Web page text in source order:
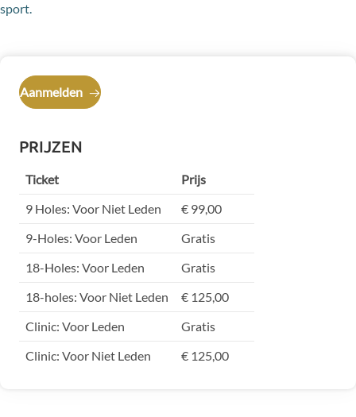
sport.
Aanmelden
PRIJZEN
Ticket
Prijs
9 Holes: Voor Niet Leden
€ 99,00
9-Holes: Voor Leden
Gratis
18-Holes: Voor Leden
Gratis
18-holes: Voor Niet Leden
€ 125,00
Clinic: Voor Leden
Gratis
Clinic: Voor Niet Leden
€ 125,00